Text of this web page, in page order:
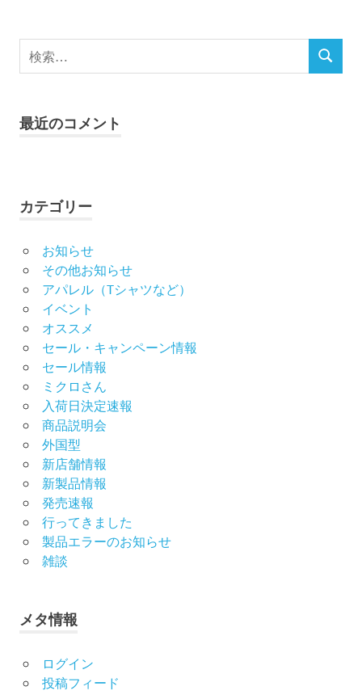
検
索
検
最近のコメント
カテゴリー
お知らせ
その他お知らせ
アパレル（Tシャツなど）
イベント
オススメ
セール・キャンペーン情報
セール情報
ミクロさん
入荷日決定速報
商品説明会
外国型
新店舗情報
新製品情報
発売速報
行ってきました
製品エラーのお知らせ
雑談
メタ情報
ログイン
投稿フィード